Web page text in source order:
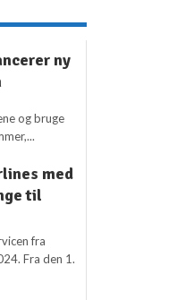
ny
og bruge
med
til
fra
Fra den 1.